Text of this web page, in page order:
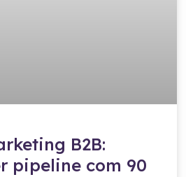
B2B:
pipeline com 90